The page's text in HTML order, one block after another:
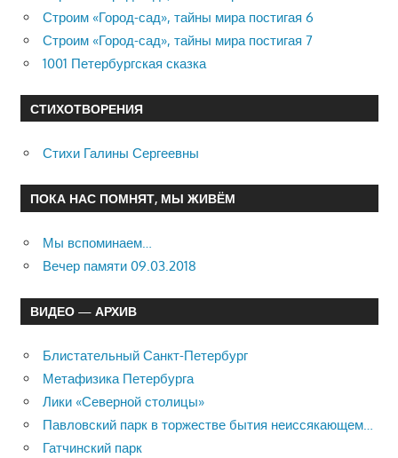
Строим «Город-сад», тайны мира постигая 6
Строим «Город-сад», тайны мира постигая 7
1001 Петербургская сказка
СТИХОТВОРЕНИЯ
Стихи Галины Сергеевны
ПОКА НАС ПОМНЯТ, МЫ ЖИВЁМ
Мы вспоминаем…
Вечер памяти 09.03.2018
ВИДЕО — АРХИВ
Блистательный Санкт-Петербург
Метафизика Петербурга
Лики «Северной столицы»
Павловский парк в торжестве бытия неиссякающем…
Гатчинский парк